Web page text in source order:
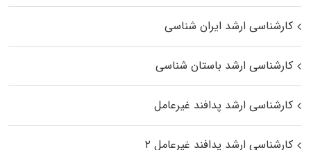
کارشناسی ارشد ایران شناسی
کارشناسی ارشد باستان شناسی
کارشناسی ارشد پدافند غیرعامل
کارشناسی ارشد پدافند غیرعامل ۲